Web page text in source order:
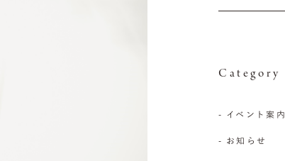
Category
- イベント案内
- お知らせ